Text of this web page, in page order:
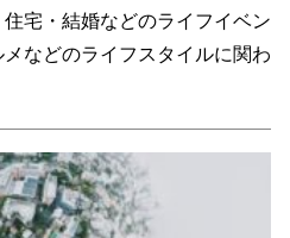
宅・結婚などのライフイベン
などのライフスタイルに関わ